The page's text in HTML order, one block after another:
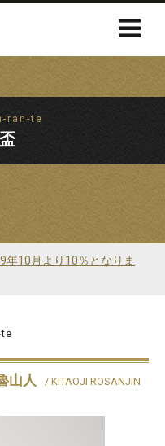
ran-te
10月より10％となりま
山人 / KITAOJI ROSANJIN